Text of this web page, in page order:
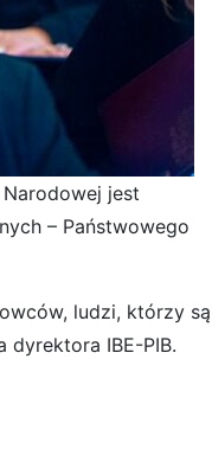
jest
– Państwowego
ludzi, którzy są
dyrektora IBE-PIB.